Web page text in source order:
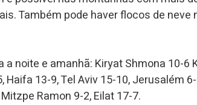
Também pode haver flocos de neve
noite e amanhã: Kiryat Shmona 10-6
13-9, Tel Aviv 15-10, Jerusalém
Ramon 9-2, Eilat 17-7.